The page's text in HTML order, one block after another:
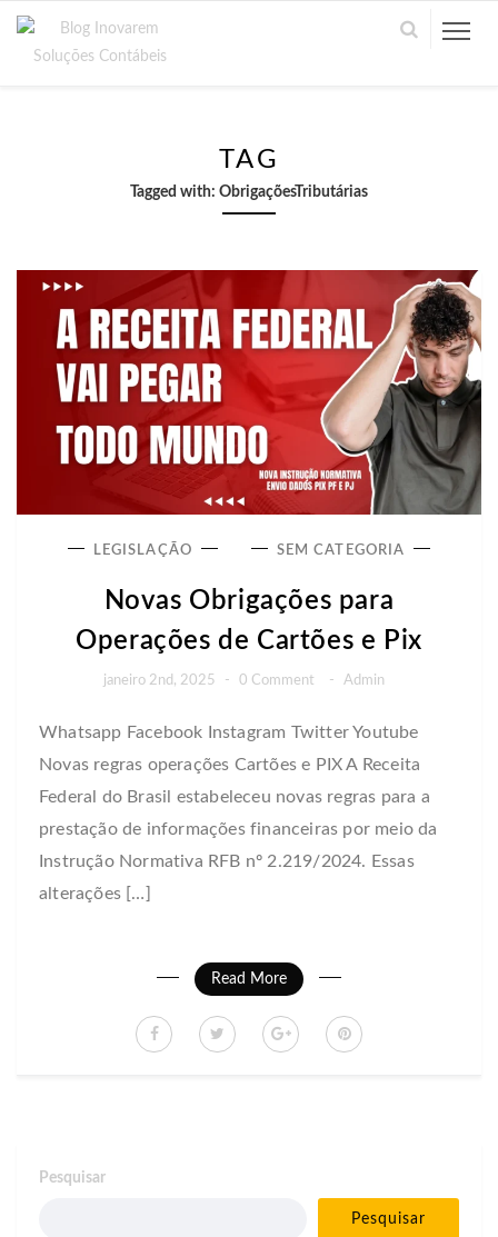
TAG
Tagged with: ObrigaçõesTributárias
LEGISLAÇÃO SEM CATEGORIA
Novas Obrigações para
Operações de Cartões e Pix
janeiro 2nd, 2025 - 0 Comment - Admin
Whatsapp Facebook Instagram Twitter Youtube
Novas regras operações Cartões e PIX A Receita
Federal do Brasil estabeleceu novas regras para a
prestação de informações financeiras por meio da
Instrução Normativa RFB nº 2.219/2024. Essas
alterações […]
Read More
Pesquisar
Pesquisar